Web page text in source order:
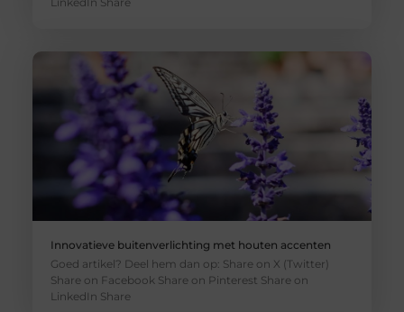
Innovatieve buitenverlichting met houten accenten
Goed artikel? Deel hem dan op: Share on X (Twitter)
Share on Facebook Share on Pinterest Share on
LinkedIn Share